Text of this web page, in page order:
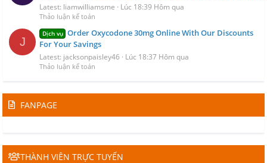
Latest: liamwilliamsme Lúc 18:39 Hôm qua
Thảo luận kế toán
J
Dịch vụ Order Oxycodone 30mg Online With Our Discounts
For Your Savings
Latest: jacksonpaisley46 Lúc 18:37 Hôm qua
Thảo luận kế toán
FANPAGE
THÀNH VIÊN TRỰC TUYẾN